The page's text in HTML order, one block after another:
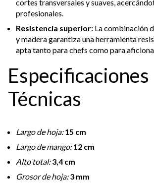
cortes transversales y suaves,
profesionales.
Resistencia superior: La combinación
y madera garantiza una herramienta
apta tanto para chefs como para
Especificaciones
Técnicas
Largo de hoja: 15 cm
Largo de mango: 12 cm
Alto total: 3,4 cm
Grosor de hoja: 3 mm